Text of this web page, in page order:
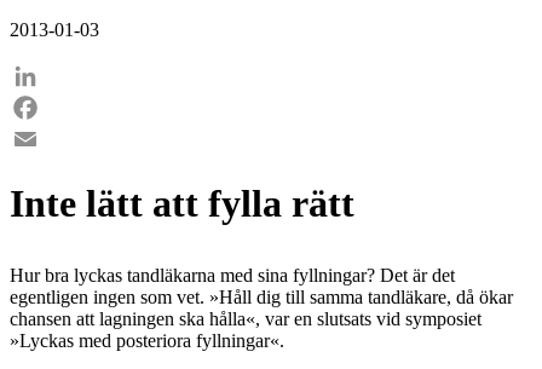
2013-01-03
LinkedIn
Facebook
Inte lätt att fylla rätt
Hur bra lyckas tandläkarna med sina fyllningar? Det är det
egentligen ingen som vet. »Håll dig till samma tandläkare, då ökar
chansen att lagningen ska hålla«, var en slutsats vid symposiet
»Lyckas med posteriora fyllningar«.